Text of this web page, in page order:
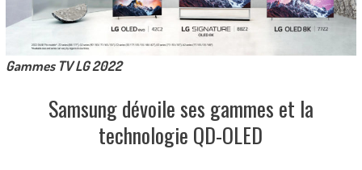
Gammes TV LG 2022
Samsung dévoile ses gammes et la
technologie QD-OLED